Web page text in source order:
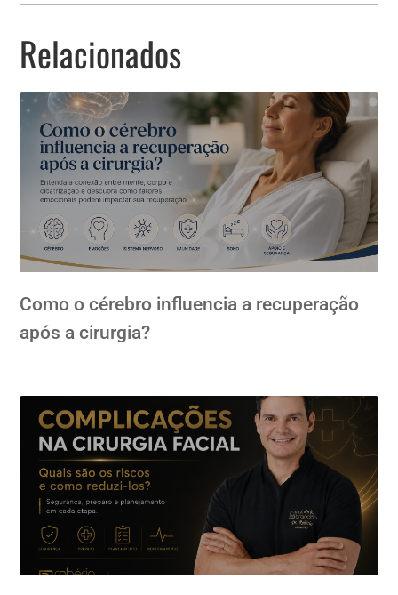
Relacionados
Como o cérebro influencia a recuperação
após a cirurgia?